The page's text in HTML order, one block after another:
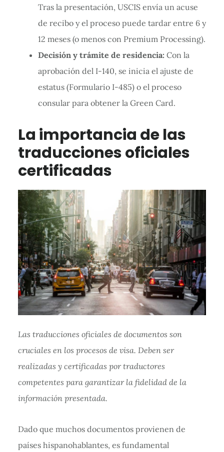
Tras la presentación, USCIS envía un acuse
de recibo y el proceso puede tardar entre 6 y
12 meses (o menos con Premium Processing).
Decisión y trámite de residencia: Con la
aprobación del I-140, se inicia el ajuste de
estatus (Formulario I-485) o el proceso
consular para obtener la Green Card.
La importancia de las
traducciones oficiales
certificadas
Las traducciones oficiales de documentos son
cruciales en los procesos de visa. Deben ser
realizadas y certificadas por traductores
competentes para garantizar la fidelidad de la
información presentada.
Dado que muchos documentos provienen de
países hispanohablantes, es fundamental